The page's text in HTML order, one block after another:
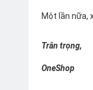
Một lần nữa,
Trân trọng,
OneShop